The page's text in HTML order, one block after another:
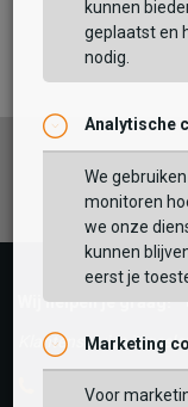
Zoek op
voorraad in een
Vaak samen
Wij helpen je graag!
Klantenservice is
Telefoon
kunnen
geplaatst en
nodig.
Analytische
We
monitoren
we onze
kunnen
eerst je
Marketing
Voor